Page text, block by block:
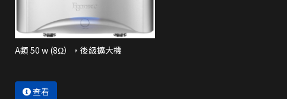
A類 50 w (8Ω），後級擴大機
查看